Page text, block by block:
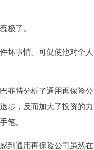
极了。
坏事情。可促使他对个
菲特分析了通用再保险
步，反而加大了投资的
笔。
到通用再保险公司虽然